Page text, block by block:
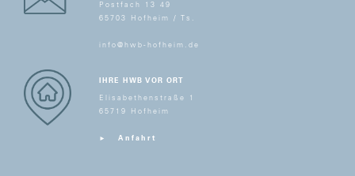
Postfach 13 49
65703 Hofheim / Ts.
info@hwb-hofheim.de
IHRE HWB VOR ORT
Elisabethenstraße 1
65719 Hofheim
Anfahrt